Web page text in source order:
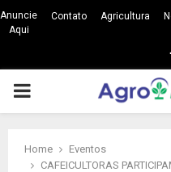
Anuncie
Aqui
Contato Agricultura
PRIMARY
Home
Eventos
CAFEICULTORAS